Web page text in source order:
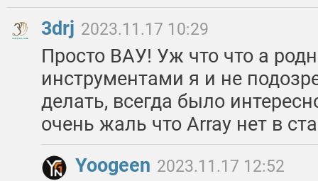
3drj 2023.11.17 10:29
Просто ВАУ! Уж что что а
инструментами я и не
делать, всегда было
очень жаль что Array нет в
Yoogeen 2023.11.17 12:52